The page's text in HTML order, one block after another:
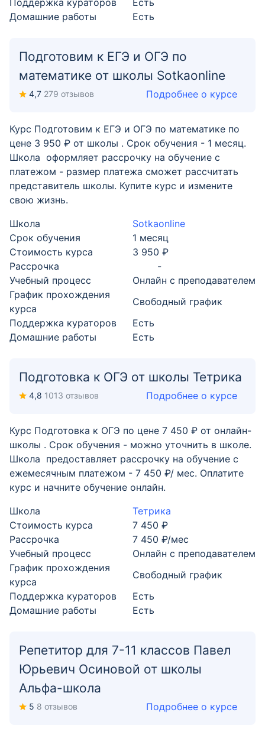
Поддержка кураторов
Есть
Домашние работы
Есть
Подготовим к ЕГЭ и ОГЭ по
математике от школы Sotkaonline
4,7 279 отзывов Подробнее о курсе
Курс Подготовим к ЕГЭ и ОГЭ по математике по
цене 3 950 ₽ от школы . Срок обучения - 1 месяц.
Школа оформляет рассрочку на обучение с
платежом - размер платежа сможет рассчитать
представитель школы. Купите курс и измените
свою жизнь.
Школа
Sotkaonline
Срок обучения
1 месяц
Стоимость курса
3 950 ₽
Рассрочка
-
Учебный процесс
Онлайн с преподавателем
График прохождения
курса
Свободный график
Поддержка кураторов
Есть
Домашние работы
Есть
Подготовка к ОГЭ от школы Тетрика
4,8 1013 отзывов Подробнее о курсе
Курс Подготовка к ОГЭ по цене 7 450 ₽ от онлайн-
школы . Срок обучения - можно уточнить в школе.
Школа предоставляет рассрочку на обучение с
ежемесячным платежом - 7 450 ₽/ мес. Оплатите
курс и начните обучение онлайн.
Школа
Тетрика
Стоимость курса
7 450 ₽
Рассрочка
7 450 ₽/мес
Учебный процесс
Онлайн с преподавателем
График прохождения
курса
Свободный график
Поддержка кураторов
Есть
Домашние работы
Есть
Репетитор для 7-11 классов Павел
Юрьевич Осиновой от школы
Альфа-школа
5 8 отзывов Подробнее о курсе